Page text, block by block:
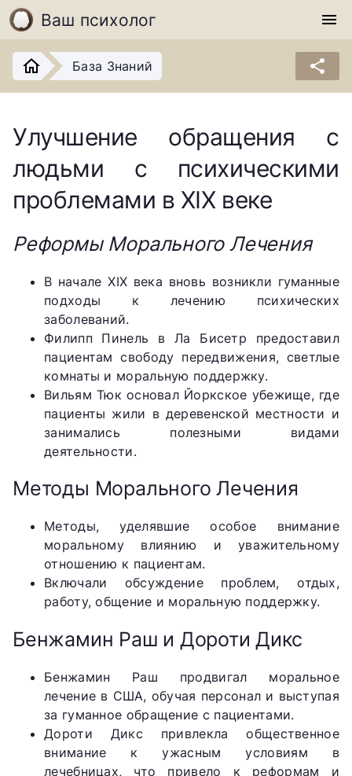
Ваш психолог menu
База Знаний share
Улучшение обращения с
людьми с психическими
проблемами в XIX веке
Реформы Морального Лечения
В начале XIX века вновь возникли гуманные
подходы к лечению психических
заболеваний.
Филипп Пинель в Ла Бисетр предоставил
пациентам свободу передвижения, светлые
комнаты и моральную поддержку.
Вильям Тюк основал Йоркское убежище, где
пациенты жили в деревенской местности и
занимались полезными видами
деятельности.
Методы Морального Лечения
Методы, уделявшие особое внимание
моральному влиянию и уважительному
отношению к пациентам.
Включали обсуждение проблем, отдых,
работу, общение и моральную поддержку.
Бенжамин Раш и Дороти Дикс
Бенжамин Раш продвигал моральное
лечение в США, обучая персонал и выступая
за гуманное обращение с пациентами.
Дороти Дикс привлекла общественное
внимание к ужасным условиям в
лечебницах, что привело к реформам и